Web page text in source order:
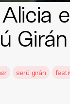
serú girán